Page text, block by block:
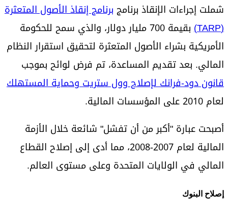
شملت إجراءات الإنقاذ برنامج برنامج إنقاذ الأصول المتعثرة
(TARP)
بقيمة 700 مليار دولار، والذي سمح للحكومة
الأمريكية بشراء الأصول المتعثرة لتحقيق استقرار النظام
المالي. بعد تقديم المساعدة، تم فرض لوائح بموجب
قانون دود-فرانك لإصلاح وول ستريت وحماية المستهلك
لعام 2010 على المؤسسات المالية.
أصبحت عبارة "أكبر من أن تفشل" شائعة خلال الأزمة
المالية لعام 2007-2008، مما أدى إلى إصلاح القطاع
المالي في الولايات المتحدة وعلى مستوى العالم.
إصلاح البنوك